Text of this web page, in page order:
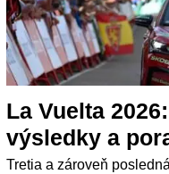
La Vuelta
výsledky a
Tretia a zároveň